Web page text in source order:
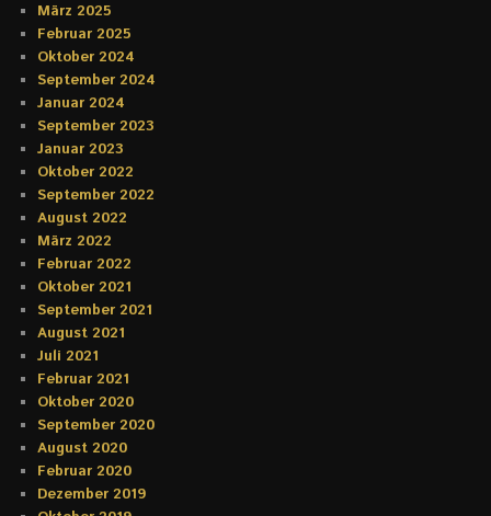
März 2025
Februar 2025
Oktober 2024
September 2024
Januar 2024
September 2023
Januar 2023
Oktober 2022
September 2022
August 2022
März 2022
Februar 2022
Oktober 2021
September 2021
August 2021
Juli 2021
Februar 2021
Oktober 2020
September 2020
August 2020
Februar 2020
Dezember 2019